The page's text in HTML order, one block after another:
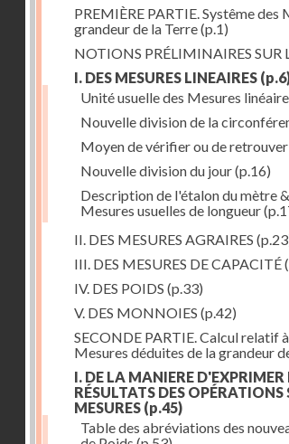
PREMIÈRE PARTIE. Systême des
grandeur de la Terre(p.1)
NOTIONS PRÉLIMINAIRES SUR
I. DES MESURES LINEAIRES
Unité usuelle des Mesures
Nouvelle division de la
Moyen de vérifier ou de
Nouvelle division du jour(p.16)
Description de l'étalon du mètre
Mesures usuelles de longueur
II. DES MESURES AGRAIRES
III. DES MESURES DE CAPACITÉ
IV. DES POIDS (p.33)
V. DES MONNOIES (p.42)
SECONDE PARTIE. Calcul relatif
Mesures déduites de la grandeur
I. DE LA MANIERE D'EXPRIMER
RÉSULTATS DES OPÉRATIONS
MESURES (p.45)
Table des abréviations des